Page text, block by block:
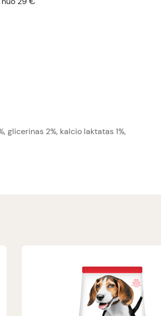
glicerinas 2%, kalcio laktatas 1%,